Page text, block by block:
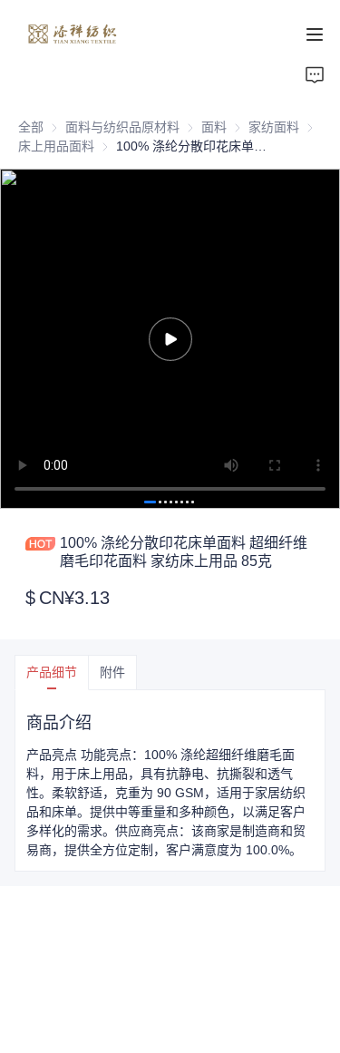
全部 面料与纺织品原材料 面料与纺织品原材料
面料 面料家纺面料 家纺面
床上用品面料 床上用品面料
100% 涤纶分散印花床单面料 超细纤维
磨毛印花面料 家纺床上用品 85克
$ CN¥3.13
产品细节 附件
商品介绍
产品亮点 功能亮点：100% 涤纶超细纤维磨毛面
料，用于床上用品，具有抗静电、抗撕裂和透气
性。柔软舒适，克重为 90 GSM，适用于家居纺织
品和床单。提供中等重量和多种颜色，以满足客户
多样化的需求。供应商亮点：该商家是制造商和贸
易商，提供全方位定制，客户满意度为 100.0%。
关于我们